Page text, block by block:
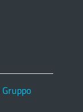
Gruppo